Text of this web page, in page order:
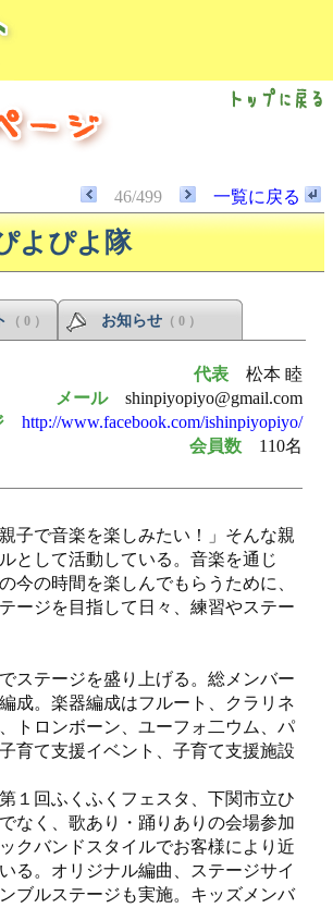
46/499 一覧に戻る
よぴよ隊
（ 0 ） お知らせ （ 0 ）
代表 松本 睦
メール shinpiyopiyo@gmail.com
http://www.facebook.com/ishinpiyopiyo/
会員数 110名
子で音楽を楽しみたい！」そんな親
として活動している。音楽を通じ
今の時間を楽しんでもらうために、
ージを目指して日々、練習やステー
ステージを盛り上げる。総メンバー
成。楽器編成はフルート、クラリネ
トロンボーン、ユーフォ二ウム、パ
育て支援イベント、子育て支援施設
１回ふくふくフェスタ、下関市立ひ
なく、歌あり・踊りありの会場参加
クバンドスタイルでお客様により近
る。オリジナル編曲、ステージサイ
ブルステージも実施。キッズメンバ